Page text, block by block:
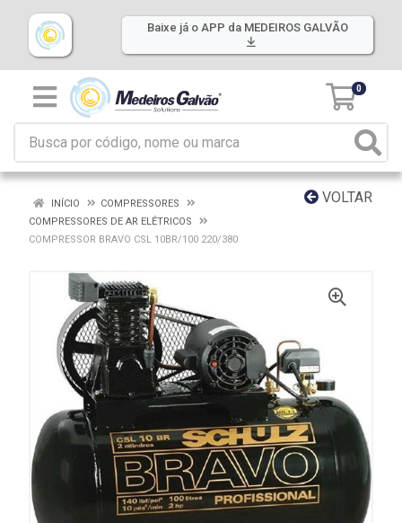
Baixe já o APP da MEDEIROS GALVÃO
0
VOLTAR
INÍCIO
COMPRESSORES
COMPRESSORES DE AR ELÉTRICOS
COMPRESSOR BRAVO CSL 10BR/100 220/380